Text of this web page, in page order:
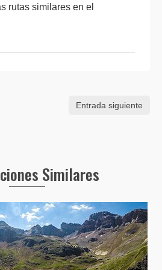
rutas similares en el
Entrada siguiente
Similares